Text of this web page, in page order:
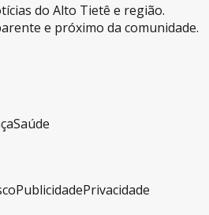
do Alto Tietê e região.
e próximo da comunidade.
Saúde
PublicidadePrivacidade